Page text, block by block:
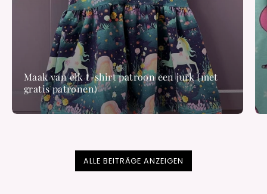
Maak van elk t-shirt patroon een jurk (met
gratis patronen)
ALLE BEITRÄGE ANZEIGEN